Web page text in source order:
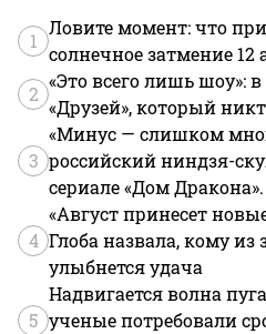
1
Ловите момент: что
солнечное затмение 12
2
«Это всего лишь шоу»:
«Друзей», который
3
«Минус — слишком
российский ниндзя-
сериале «Дом
4
«Август принесет
Глоба назвала, кому из
улыбнется удача
5
Надвигается волна
ученые потребовали